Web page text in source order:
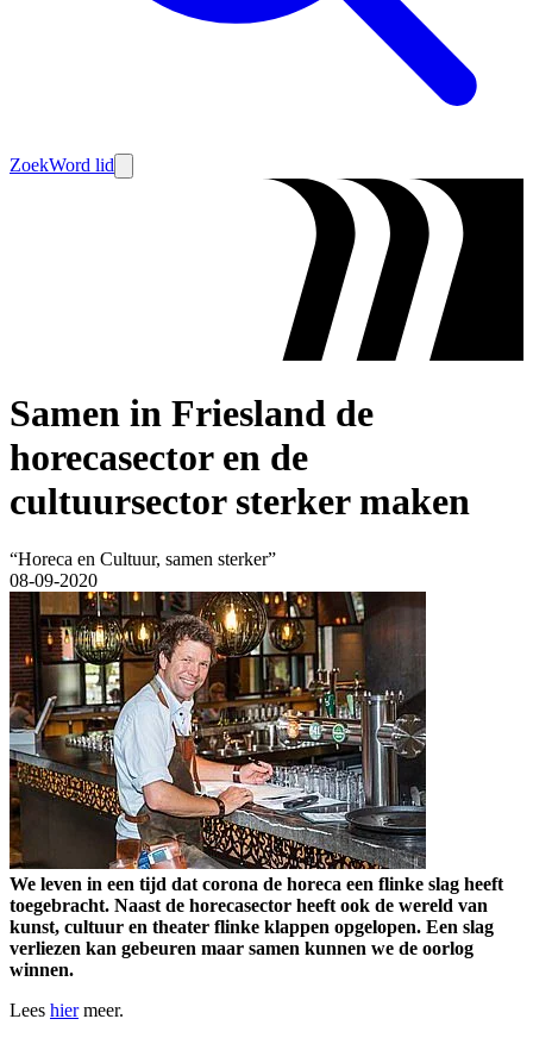
ZoekWord lid
Samen in Friesland de
horecasector en de
cultuursector sterker maken
“Horeca en Cultuur, samen sterker”
08-09-2020
We leven in een tijd dat corona de horeca een flinke slag heeft
toegebracht. Naast de horecasector heeft ook de wereld van
kunst, cultuur en theater flinke klappen opgelopen. Een slag
verliezen kan gebeuren maar samen kunnen we de oorlog
winnen.
Lees hiermeer.